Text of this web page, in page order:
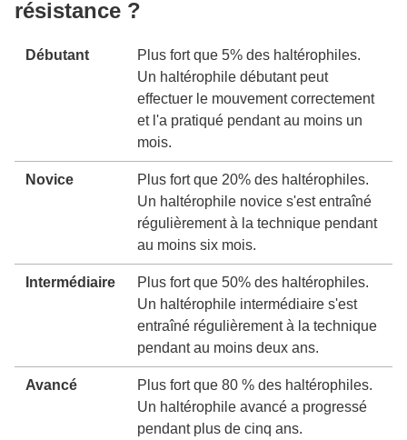
résistance ?
Débutant
Plus fort que 5% des haltérophiles.
Un haltérophile débutant peut
effectuer le mouvement correctement
et l'a pratiqué pendant au moins un
mois.
Novice
Plus fort que 20% des haltérophiles.
Un haltérophile novice s'est entraîné
régulièrement à la technique pendant
au moins six mois.
Intermédiaire
Plus fort que 50% des haltérophiles.
Un haltérophile intermédiaire s'est
entraîné régulièrement à la technique
pendant au moins deux ans.
Avancé
Plus fort que 80 % des haltérophiles.
Un haltérophile avancé a progressé
pendant plus de cinq ans.